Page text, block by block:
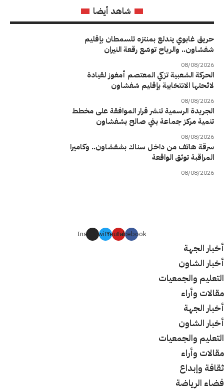
شاهد أيضا
حريق غابوي يندلع بمنتزه تلسمطان بإقليم
شفشاون.. والرياح توسّع رقعة النيران
08/08/2026
الحركة الشعبية تزكي المعتصم أمغوز لقيادة
لائحتها الانتخابية بإقليم شفشاون
08/08/2026
الجريدة الرسمية تنشر قرار الموافقة على مخطط
تنمية مركز جماعة بني صالح بشفشاون
08/08/2026
سرقة هاتف من داخل سناك بشفشاون.. وكاميرا
المراقبة توثق الواقعة
08/08/2026
Facebook
Youtube
Twitter
Instagram
أخبار الجهة
أخبار الشاون
التعليم والجمعيات
مقالات وأراء
أخبار الجهة
أخبار الشاون
التعليم والجمعيات
مقالات وأراء
ثقافة وإبداع
فضاء الرياضة